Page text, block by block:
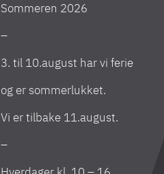
Sommeren 2026
–
3. til 10.august har vi ferie
og er sommerlukket.
Vi er tilbake 11.august.
–